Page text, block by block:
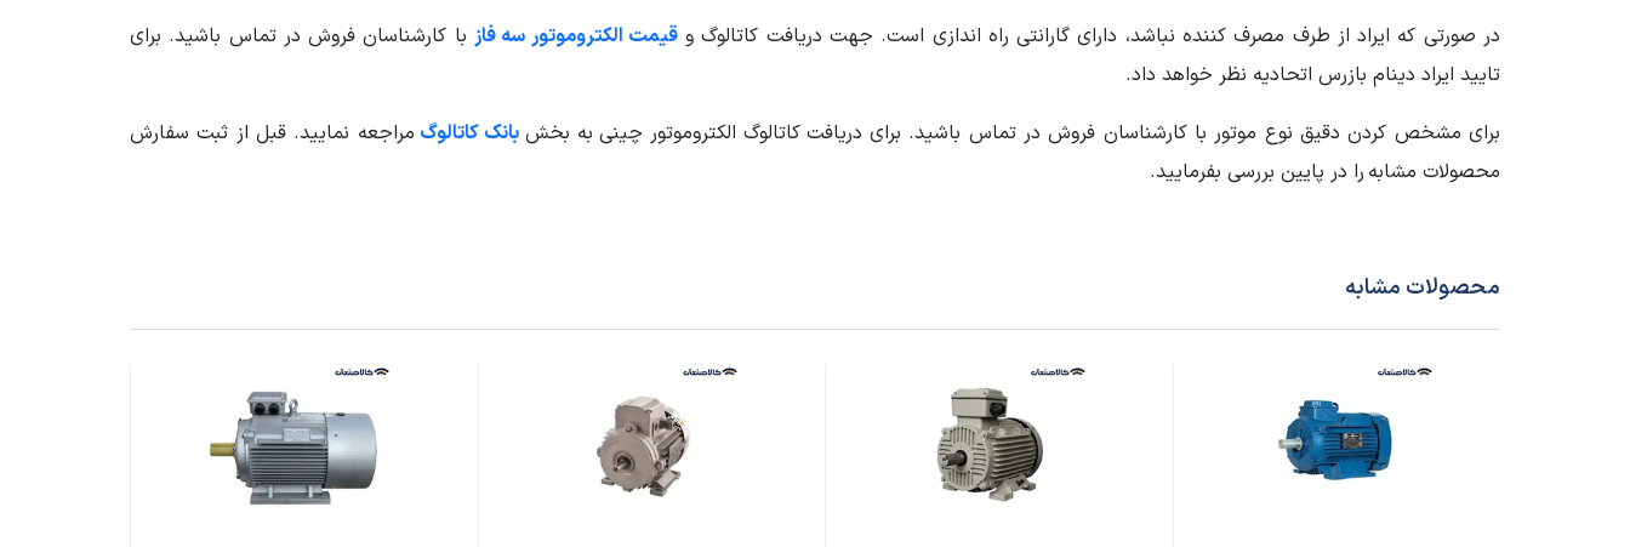
شرایط کارکرد Duty S1
دور خروجی الکتروموتور 1400 تا 1500
سایز فریم الکتروموتور 100
وزن محموله (گرم)
سایر مشخصات
مناسب برای کار دائم
جنس سیم پیچ: مس
در صورتی که ایراد از طرف مصرف کننده نباشد، دارای گارانتی راه اندازی است. جهت دریافت کاتالوگ وقیمت الکتروموتور سه فاز با کارشناسان فروش در تماس باشید. برای
تایید ایراد دینام بازرس اتحادیه نظر خواهد داد.
برای مشخص کردن دقیق نوع موتور با کارشناسان فروش در تماس باشید. برای دریافت کاتالوگ الکتروموتور چینی به بخش بانک کاتالوگ مراجعه نمایید. قبل از ثبت سفارش
محصولات مشابه را در پایین بررسی بفرمایید.
محصولات مشابه